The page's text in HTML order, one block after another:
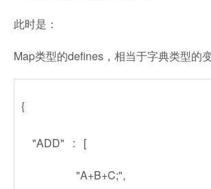
此时是：
Map类型的defines，相当于字典类型的
{
"ADD" : [
"A+B+C;",